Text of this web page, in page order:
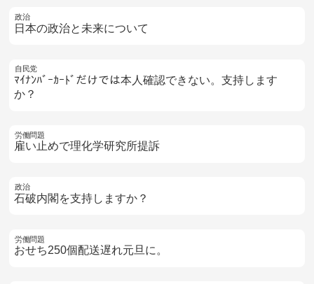
政治
日本の政治と未来について
自民党
ﾏｲﾅﾝﾊﾞｰｶｰﾄﾞだけでは本人確認できない。支持します
か？
労働問題
雇い止めで理化学研究所提訴
政治
石破内閣を支持しますか？
労働問題
おせち250個配送遅れ元旦に。